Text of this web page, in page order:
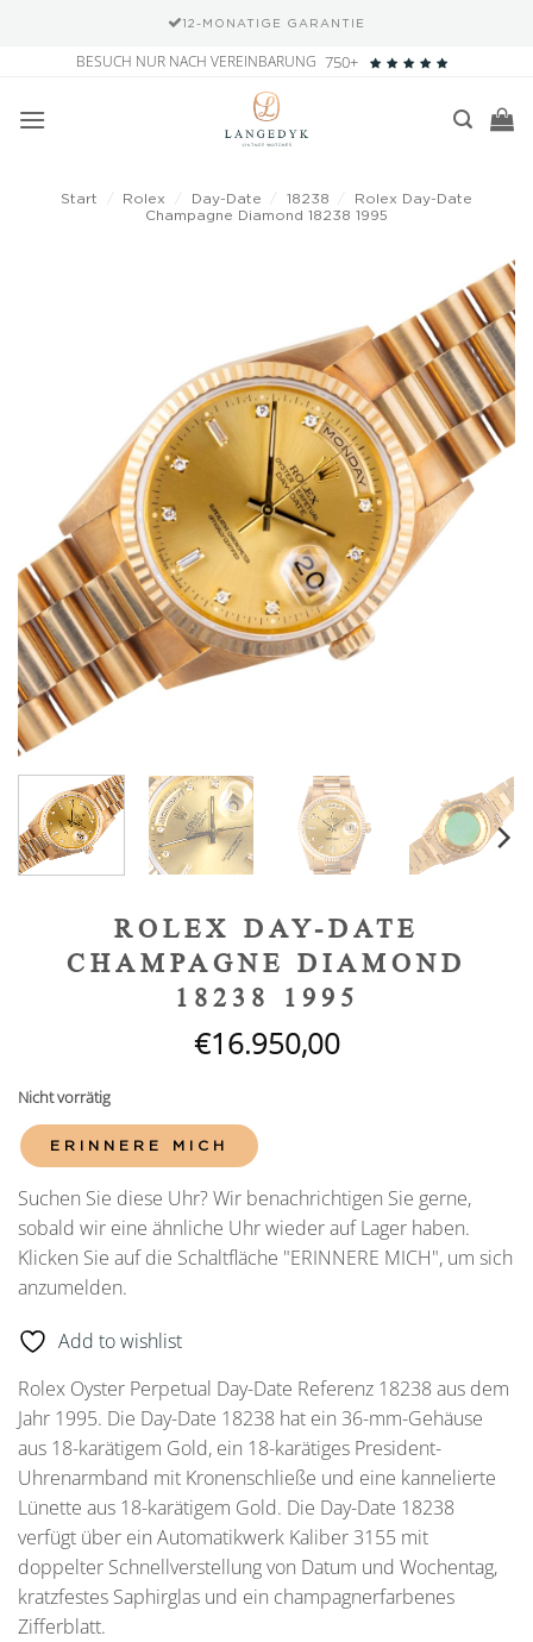
12-MONATIGE GARANTIE
springen
BESUCH NUR NACH VEREINBARUNG 750+
Start Rolex Day-Date 18238
Rolex Day-Date
Champagne Diamond 18238 1995
Add to
wishlist
ROLEX DAY-DATE
CHAMPAGNE DIAMOND
18238 1995
€16.950,00
Nicht vorrätig
ERINNERE MICH
Suchen Sie diese Uhr? Wir benachrichtigen Sie gerne,
sobald wir eine ähnliche Uhr wieder auf Lager haben.
Klicken Sie auf die Schaltfläche "ERINNERE MICH", um sich
anzumelden.
Add to wishlist
Rolex Oyster Perpetual Day-Date Referenz 18238 aus dem
Jahr 1995. Die Day-Date 18238 hat ein 36-mm-Gehäuse
aus 18-karätigem Gold, ein 18-karätiges President-
Uhrenarmband mit Kronenschließe und eine kannelierte
Lünette aus 18-karätigem Gold. Die Day-Date 18238
verfügt über ein Automatikwerk Kaliber 3155 mit
doppelter Schnellverstellung von Datum und Wochentag,
kratzfestes Saphirglas und ein champagnerfarbenes
Zifferblatt.